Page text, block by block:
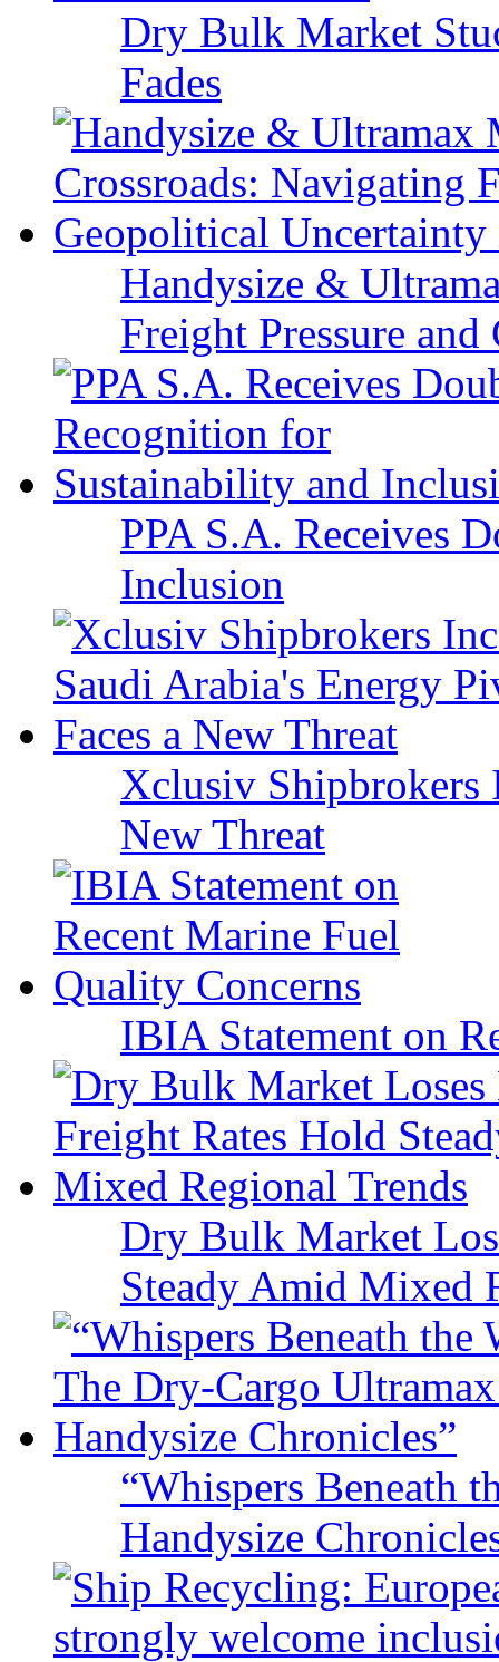
Dry Bulk Market
Fades
Handysize &
Freight Pressure
PPA S.A. Receives
Inclusion
Xclusiv Shipbrokers
New Threat
IBIA Statement on
Dry Bulk Market
Steady Amid Mixed
“Whispers Beneath
Handysize